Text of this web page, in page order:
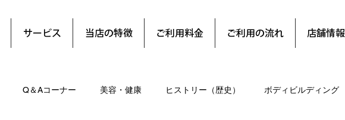
サービス 当店の特徴 ご利用料金 ご利用の流れ 店舗情報
Q＆Aコーナー 美容・健康 ヒストリー（歴史） ボディビルディング